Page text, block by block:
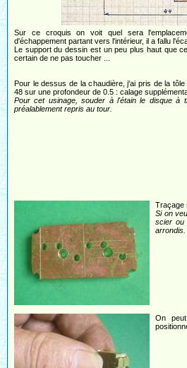
Sur ce croquis on voit quel sera
d'échappement partant vers l'intérieur, il a fallu
Le support du dessin est un peu plus haut que
certain de ne pas toucher ...
Pour le dessus de la chaudière, j'ai pris de la
48 sur une profondeur de 0.5 : calage
Pour cet usinage, souder à l'étain le disque à
préalablement repris au tour.
Traçage
Si on
scier ou
arrondis.
On